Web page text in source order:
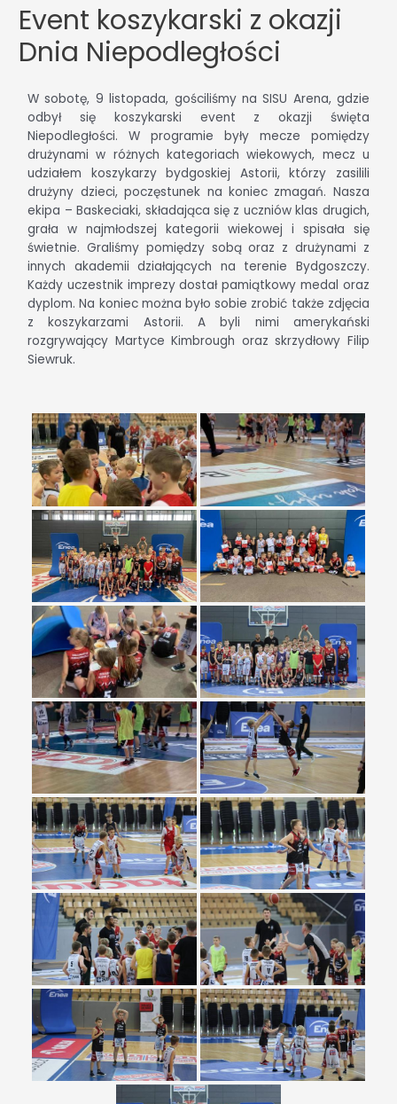
Event koszykarski z okazji
Dnia Niepodległości
W sobotę, 9 listopada, gościliśmy na SISU Arena, gdzie
odbył się koszykarski event z okazji święta
Niepodległości. W programie były mecze pomiędzy
drużynami w różnych kategoriach wiekowych, mecz u
udziałem koszykarzy bydgoskiej Astorii, którzy zasilili
drużyny dzieci, poczęstunek na koniec zmagań. Nasza
ekipa – Baskeciaki, składająca się z uczniów klas drugich,
grała w najmłodszej kategorii wiekowej i spisała się
świetnie. Graliśmy pomiędzy sobą oraz z drużynami z
innych akademii działających na terenie Bydgoszczy.
Każdy uczestnik imprezy dostał pamiątkowy medal oraz
dyplom. Na koniec można było sobie zrobić także zdjęcia
z koszykarzami Astorii. A byli nimi amerykański
rozgrywający Martyce Kimbrough oraz skrzydłowy Filip
Siewruk.